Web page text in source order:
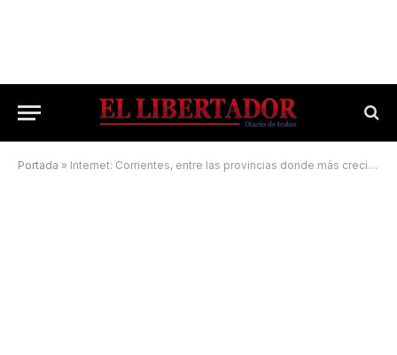
Portada » Internet: Corrientes, entre las provincias donde más crecieron los accesos fijos